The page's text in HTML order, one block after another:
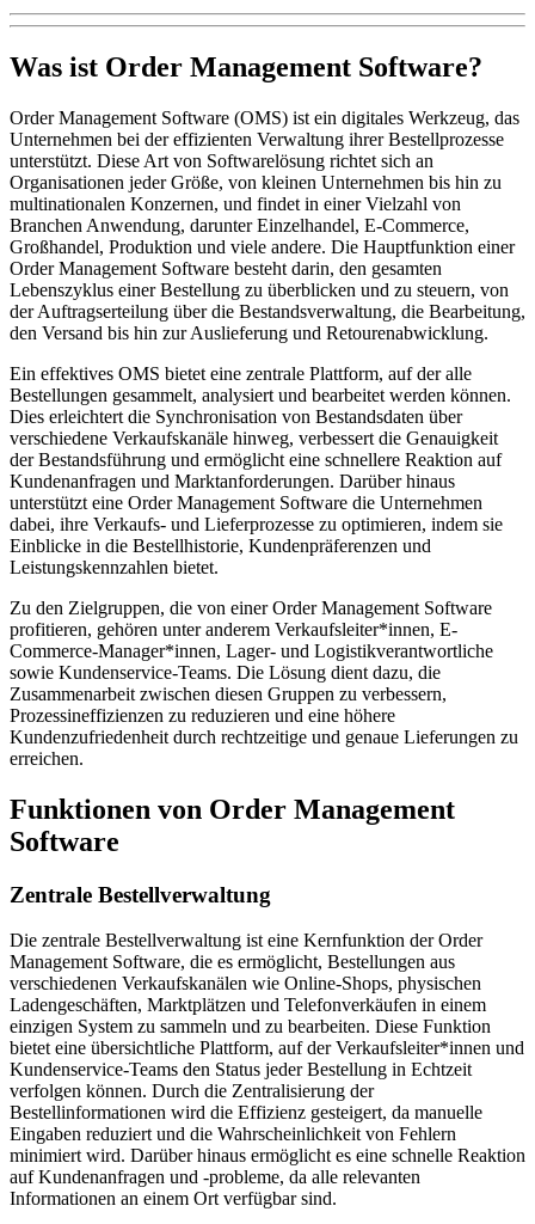
Was ist Order Management Software?
Order Management Software (OMS) ist ein digitales Werkzeug, das
Unternehmen bei der effizienten Verwaltung ihrer Bestellprozesse
unterstützt. Diese Art von Softwarelösung richtet sich an
Organisationen jeder Größe, von kleinen Unternehmen bis hin zu
multinationalen Konzernen, und findet in einer Vielzahl von
Branchen Anwendung, darunter Einzelhandel, E-Commerce,
Großhandel, Produktion und viele andere. Die Hauptfunktion einer
Order Management Software besteht darin, den gesamten
Lebenszyklus einer Bestellung zu überblicken und zu steuern, von
der Auftragserteilung über die Bestandsverwaltung, die Bearbeitung,
den Versand bis hin zur Auslieferung und Retourenabwicklung.
Ein effektives OMS bietet eine zentrale Plattform, auf der alle
Bestellungen gesammelt, analysiert und bearbeitet werden können.
Dies erleichtert die Synchronisation von Bestandsdaten über
verschiedene Verkaufskanäle hinweg, verbessert die Genauigkeit
der Bestandsführung und ermöglicht eine schnellere Reaktion auf
Kundenanfragen und Marktanforderungen. Darüber hinaus
unterstützt eine Order Management Software die Unternehmen
dabei, ihre Verkaufs- und Lieferprozesse zu optimieren, indem sie
Einblicke in die Bestellhistorie, Kundenpräferenzen und
Leistungskennzahlen bietet.
Zu den Zielgruppen, die von einer Order Management Software
profitieren, gehören unter anderem Verkaufsleiter*innen, E-
Commerce-Manager*innen, Lager- und Logistikverantwortliche
sowie Kundenservice-Teams. Die Lösung dient dazu, die
Zusammenarbeit zwischen diesen Gruppen zu verbessern,
Prozessineffizienzen zu reduzieren und eine höhere
Kundenzufriedenheit durch rechtzeitige und genaue Lieferungen zu
erreichen.
Funktionen von Order Management
Software
Zentrale Bestellverwaltung
Die zentrale Bestellverwaltung ist eine Kernfunktion der Order
Management Software, die es ermöglicht, Bestellungen aus
verschiedenen Verkaufskanälen wie Online-Shops, physischen
Ladengeschäften, Marktplätzen und Telefonverkäufen in einem
einzigen System zu sammeln und zu bearbeiten. Diese Funktion
bietet eine übersichtliche Plattform, auf der Verkaufsleiter*innen und
Kundenservice-Teams den Status jeder Bestellung in Echtzeit
verfolgen können. Durch die Zentralisierung der
Bestellinformationen wird die Effizienz gesteigert, da manuelle
Eingaben reduziert und die Wahrscheinlichkeit von Fehlern
minimiert wird. Darüber hinaus ermöglicht es eine schnelle Reaktion
auf Kundenanfragen und -probleme, da alle relevanten
Informationen an einem Ort verfügbar sind.